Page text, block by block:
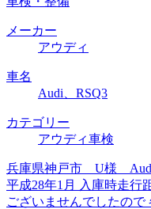
メーカー
アウディ
車名
Audi、RSQ3
カテゴリー
アウディ車検
兵庫県神戸市 U様
平成28年1月 入庫時走行
ございませんでしたの